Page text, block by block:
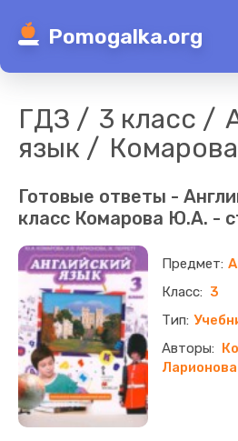
Pomogalka.org
ГДЗ 3 класс
язык
Комарова
Готовые ответы -
класс Комарова Ю.А. -
3